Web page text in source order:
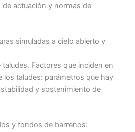
actuación y normas de
simuladas a cielo abierto y
taludes. Factores que inciden en
los taludes: parámetros que hay
y sostenimiento de
y fondos de barrenos: